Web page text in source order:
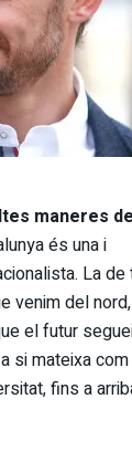
maneres de
és una i
La
venim del
el futur
si mateixa
fins a